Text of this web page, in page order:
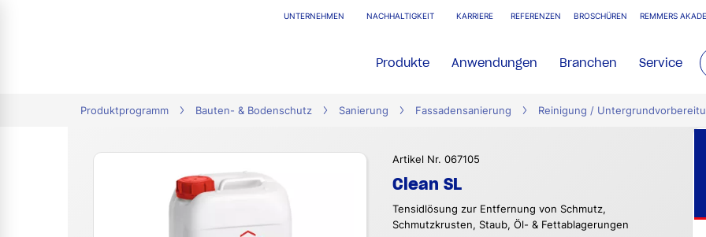
UNTERNEHMEN NACHHALTIGKEIT KARRIERE REFERENZEN BROSCHÜREN REMMERS
Produkte Anwendungen Branchen Service
Produktprogramm Bauten- & Bodenschutz Sanierung Fassadensanierung Reinigung /
Artikel Nr. 067105
Clean SL
Tensidlösung zur Entfernung von Schmutz,
Schmutzkrusten, Staub, Öl- & Fettablagerungen